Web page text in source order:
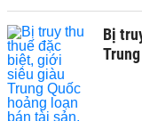
Bị